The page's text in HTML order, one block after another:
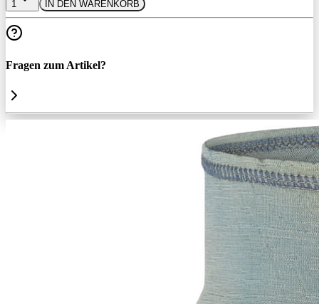
1 IN DEN WARENKORB
Fragen zum Artikel?